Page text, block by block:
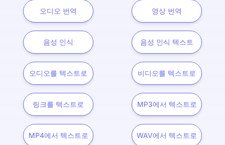
오디오 번역 영상 번역
음성 인식 음성 인식 텍스트
오디오를 텍스트로 비디오를 텍스트로
링크를 텍스트로 MP3에서 텍스트로
MP4에서 텍스트로 WAV에서 텍스트로